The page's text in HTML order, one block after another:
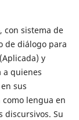
con sistema de
de diálogo para
y
a quienes
sus
lengua en
discursivos. Su